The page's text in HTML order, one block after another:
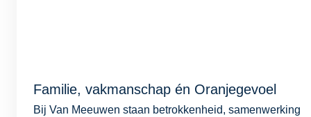
Familie, vakmanschap én Oranjegevoel
Bij Van Meeuwen staan betrokkenheid, samenwerking